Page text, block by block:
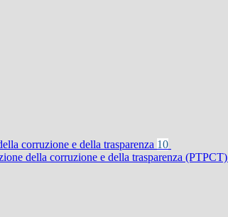
corruzione e della trasparenza 10
della corruzione e della trasparenza (PTPCT)